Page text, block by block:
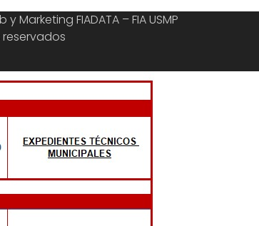
FIADATA – FIA USMP